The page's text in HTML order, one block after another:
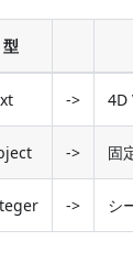
型
-> 4D
-> 固
-> シ